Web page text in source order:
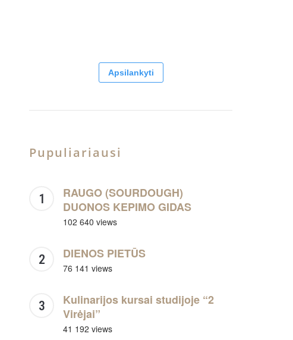
Apsilankyti
Pupuliariausi
RAUGO (SOURDOUGH)
DUONOS KEPIMO GIDAS
102 640 views
DIENOS PIETŪS
76 141 views
Kulinarijos kursai studijoje “2
Virėjai”
41 192 views